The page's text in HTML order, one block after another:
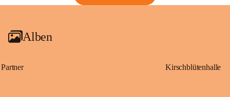
Alben
Partner Kirschblütenhalle